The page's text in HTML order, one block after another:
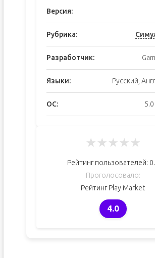
Версия:
Рубрика:
Разработчик:
Языки: Русский,
ОС:
★★★★★
Рейтинг пользователей:
Проголосовало:
Рейтинг Play Market
4.0